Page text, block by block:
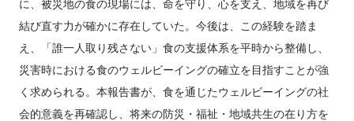
に、被災地の食の現場には、命を守り、心を支え、地域を再び
結び直す力が確かに存在していた。今後は、この経験を踏ま
え、「誰一人取り残さない」食の支援体系を平時から整備し、
災害時における食のウェルビーイングの確立を目指すことが強
く求められる。本報告書が、食を通じたウェルビーイングの社
会的意義を再確認し、将来の防災・福祉・地域共生の在り方を